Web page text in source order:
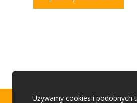
Używamy cookies i podobnych